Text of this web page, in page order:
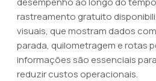
rastreamento gratuito
visuais, que mostram dados
parada, quilometragem e rotas
informações são essenciais
reduzir custos operacionais.